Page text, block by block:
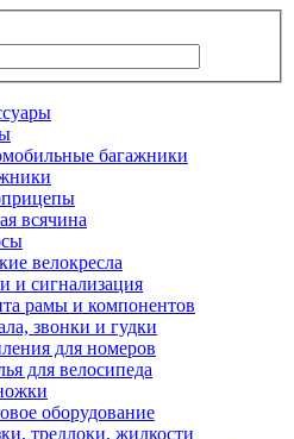
багажники
всячина
велокресла
и сигнализация
рамы и компонентов
звонки и гудки
для номеров
для велосипеда
оборудование
тредлоки, жидкости